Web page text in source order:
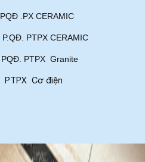
PQĐ .PX CERAMIC
P.QĐ. PTPX CERAMIC
PQĐ. PTPX Granite
PTPX Cơ điện